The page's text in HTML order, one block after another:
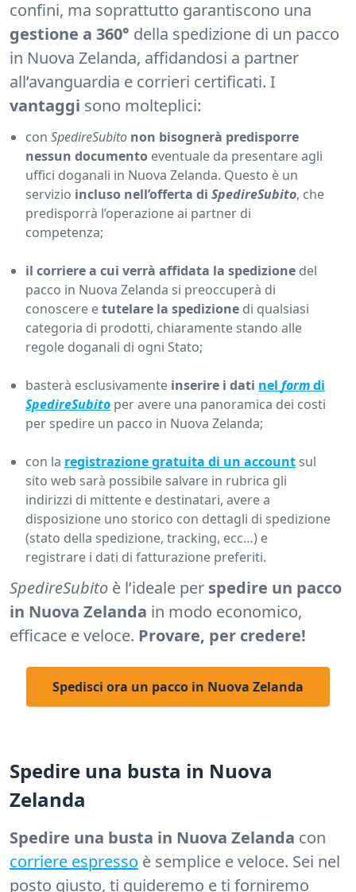
confini, ma soprattutto garantiscono una
gestione a 360° della spedizione di un pacco
in Nuova Zelanda, affidandosi a partner
all’avanguardia e corrieri certificati. I
vantaggi sono molteplici:
con SpedireSubito non bisognerà predisporre
nessun documento eventuale da presentare agli
uffici doganali in Nuova Zelanda. Questo è un
servizio incluso nell’offerta di SpedireSubito, che
predisporrà l’operazione ai partner di
competenza;
il corriere a cui verrà affidata la spedizione del
pacco in Nuova Zelanda si preoccuperà di
conoscere etutelare la spedizione di qualsiasi
categoria di prodotti, chiaramente stando alle
regole doganali di ogni Stato;
basterà esclusivamente inserire i dati nel formdi
SpedireSubito per avere una panoramica dei costi
per spedire un pacco in Nuova Zelanda;
con la registrazione gratuita di un account sul
sito web sarà possibile salvare in rubrica gli
indirizzi di mittente e destinatari, avere a
disposizione uno storico con dettagli di spedizione
(stato della spedizione, tracking, ecc…) e
registrare i dati di fatturazione preferiti.
SpedireSubito è l’ideale per spedire un pacco
in Nuova Zelanda in modo economico,
efficace e veloce. Provare, per credere!
Spedisci ora un pacco in Nuova Zelanda
Spedire una busta in Nuova
Zelanda
Spedire una busta in Nuova Zelanda con
corriere espresso è semplice e veloce. Sei nel
posto giusto, ti guideremo e ti forniremo